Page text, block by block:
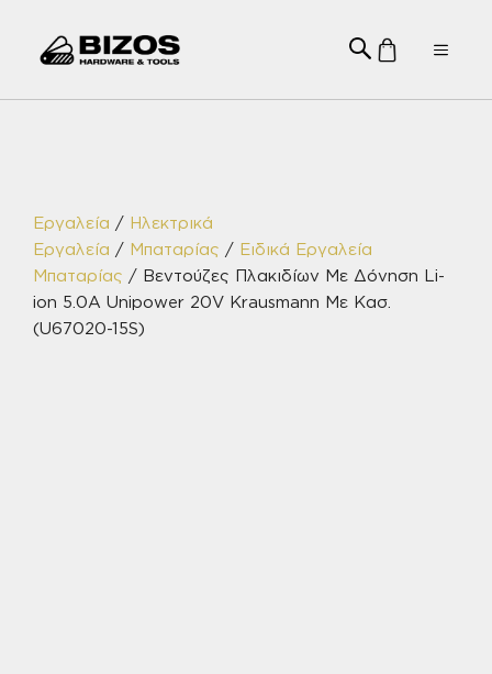
Menu
Εργαλεία / Ηλεκτρικά
Εργαλεία / Μπαταρίας / Ειδικά Εργαλεία
Μπαταρίας / Βεντούζες Πλακιδίων Με Δόνηση Li-
ion 5.0A Unipower 20V Krausmann Με Κασ.
(U67020-15S)